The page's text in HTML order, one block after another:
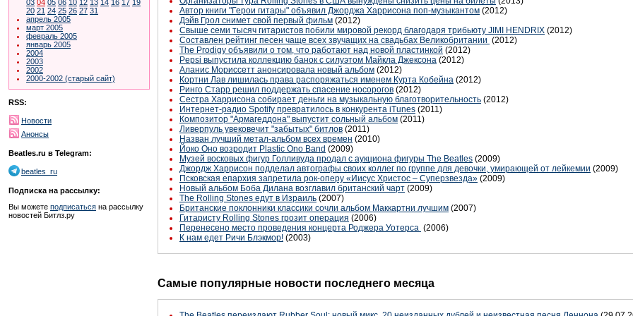
03 04 05 06 10 12 13 14 16 17 19
20 21 24 25 26 27 31
апрель 2005
март 2005
февраль 2005
январь 2005
2004
2003
2002
2000-2002 (старый сайт)
RSS:
Новости
Анонсы
Beatles.ru в Telegram:
beatles_ru
Подписка на рассылку:
Вы можете подписаться на рассылку
новостей Битлз.ру
Автор книги "Герои гитары" объявил Джорджа Харрисона поп-музыкантом (2012)
Дэйв Грол снимет свой первый фильм (2012)
Свыше семи тысяч гитаристов побили мировой рекорд благодаря трибьюту JIMI HENDRIX (2012)
Составлен рейтинг песен чаще всех звучащих на свадьбах Великобритании (2012)
The Prodigy объявили о том, что работают над новой пластинкой (2012)
Pepsi выпустила коллекцию банок с силуэтом Майкла Джексона (2012)
Аланис Мориссетт анонсировала новый альбом (2012)
Кортни Лав лишилась права распоряжаться именем Курта Кобейна (2012)
Ринго Старр решил поддержать спасение носорогов (2012)
Сестра Харрисона собирает деньги на музыкальную благотворительность (2012)
Интернет-радио Spotify превратилось в конкурента iTunes (2011)
Композитор "Армагеддона" выпустит сольный альбом (2011)
Ливерпуль увековечит "забытых" битлов (2011)
Назван лучший метал-альбом всех времен (2010)
Йоко Оно возродит Plastic Ono Band (2009)
Музей восковых фигур Голливуда продал с аукциона фигуры The Beatles (2009)
Джордж Харрисон подделал автографы своих коллег по группе для девочки, умирающей от лейкемии (2009)
Псковская епархия запретила рок-оперу «Иисус Христос – Суперзвезда» (2009)
Новый альбом Боба Дилана возглавил британский чарт (2009)
The Rolling Stones едут в Израиль (2007)
Британские поклонники классики сочли альбом Маккартни лучшим (2007)
Гитаристу Rolling Stones грозит операция (2006)
Перенесено место проведения концерта Роджера Уотерса (2006)
К нам едет Ричи Блэкмор! (2003)
Самые популярные новости последнего месяца